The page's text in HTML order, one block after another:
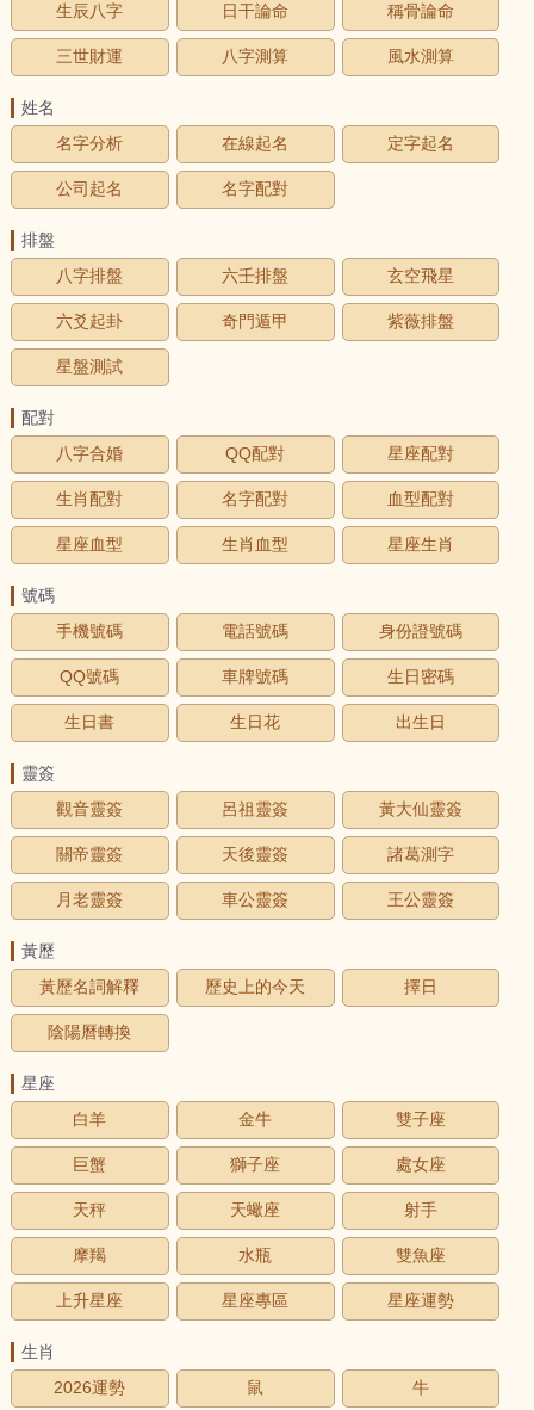
生辰八字
日干論命 稱骨論命
三世財運 八字測算 風水測算
姓名
名字分析
在線起名 定字起名
公司起名 名字配對
排盤
八字排盤
六壬排盤 玄空飛星
六爻起卦 奇門遁甲 紫薇排盤
星盤測試
配對
八字合婚
QQ配對 星座配對
生肖配對 名字配對 血型配對
星座血型 生肖血型 星座生肖
號碼
手機號碼
電話號碼 身份證號碼
QQ號碼 車牌號碼 生日密碼
生日書 生日花 出生日
靈簽
觀音靈簽
呂祖靈簽 黃大仙靈簽
關帝靈簽 天後靈簽 諸葛測字
月老靈簽 車公靈簽 王公靈簽
黃歷
黃歷名詞解釋
歷史上的今天 擇日
陰陽曆轉換
星座
白羊
金牛 雙子座
巨蟹 獅子座 處女座
天秤 天蠍座 射手
摩羯 水瓶 雙魚座
上升星座 星座專區 星座運勢
生肖
2026運勢
鼠 牛